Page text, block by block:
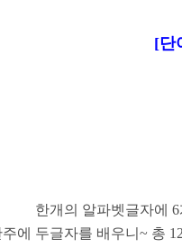
[단
한개의 알파벳글자에
주에 두글자를 배우니~ 총